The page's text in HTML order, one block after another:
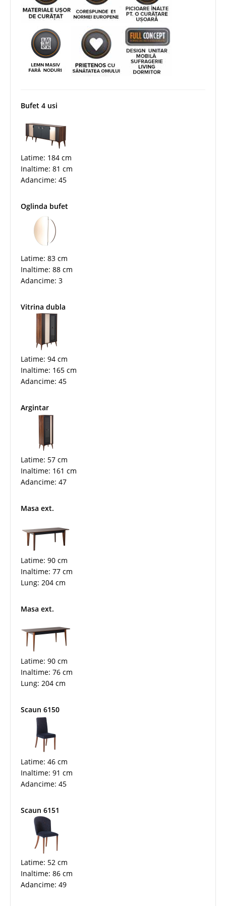
Bufet 4 usi
Latime: 184 cm
Inaltime: 81 cm
Adancime: 45
Oglinda bufet
Latime: 83 cm
Inaltime: 88 cm
Adancime: 3
Vitrina dubla
Latime: 94 cm
Inaltime: 165 cm
Adancime: 45
Argintar
Latime: 57 cm
Inaltime: 161 cm
Adancime: 47
Masa ext.
Latime: 90 cm
Inaltime: 77 cm
Lung: 204 cm
Masa ext.
Latime: 90 cm
Inaltime: 76 cm
Lung: 204 cm
Scaun 6150
Latime: 46 cm
Inaltime: 91 cm
Adancime: 45
Scaun 6151
Latime: 52 cm
Inaltime: 86 cm
Adancime: 49